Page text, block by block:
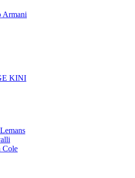
Armani
KINI
Cole